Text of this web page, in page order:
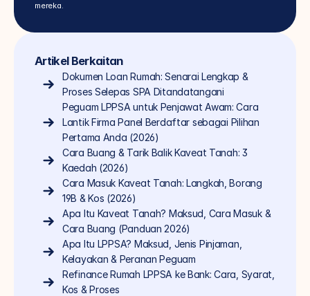
mereka.
Artikel Berkaitan
Dokumen Loan Rumah: Senarai Lengkap &
Proses Selepas SPA Ditandatangani
Peguam LPPSA untuk Penjawat Awam: Cara
Lantik Firma Panel Berdaftar sebagai Pilihan
Pertama Anda (2026)
Cara Buang & Tarik Balik Kaveat Tanah: 3
Kaedah (2026)
Cara Masuk Kaveat Tanah: Langkah, Borang
19B & Kos (2026)
Apa Itu Kaveat Tanah? Maksud, Cara Masuk &
Cara Buang (Panduan 2026)
Apa Itu LPPSA? Maksud, Jenis Pinjaman,
Kelayakan & Peranan Peguam
Refinance Rumah LPPSA ke Bank: Cara, Syarat,
Kos & Proses